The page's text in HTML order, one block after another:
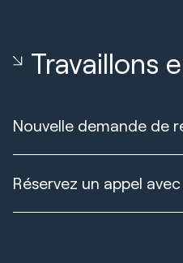
Travaillons
Nouvelle demande de
Réservez un appel